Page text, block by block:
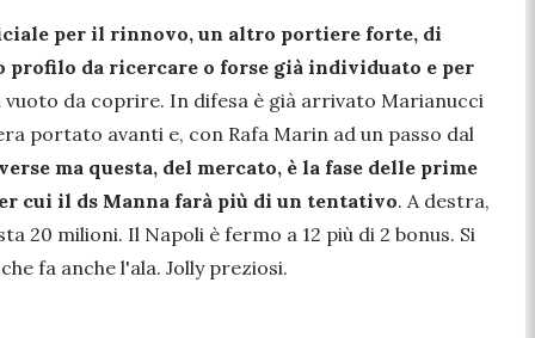
per il rinnovo, un altro portiere forte, di
profilo da ricercare o forse già individuato e per
da coprire. In difesa è già arrivato Marianucci
portato avanti e, con Rafa Marin ad un passo dal
ma questa, del mercato, è la fase delle prime
cui il ds Manna farà più di un tentativo. A destra,
20 milioni. Il Napoli è fermo a 12 più di 2 bonus. Si
fa anche l'ala. Jolly preziosi.